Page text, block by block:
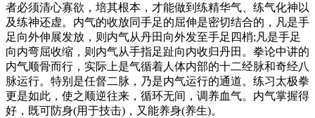
者必须清心寡欲，培其根本，才能做到练精华气、练气化神以
及练神还虚。内气的收放同手足的屈伸是密切结合的，凡是手
足向外伸展发放，则内气从丹田向外发至手足四梢;凡是手足
向内弯屈收缩，则内气从手指足趾向内收归丹田。拳论中讲的
内气顺骨而行，实际上是气循着人体内部的十二经脉和奇经八
脉运行。特别是任督二脉，乃是内气运行的通道。练习太极拳
更是如此，使之顺逆往来，循环无间，调养血气。内气掌握得
好，既可防身(用于技击)，又能养身(养生)。